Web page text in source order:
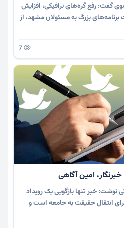
گفت: رفع گره‌های ترافیکی، افزایش
بزرگ به مسئولان مشهد، از
امین آگاهی
خبر تنها بازگویی یک رویداد
انتقال حقیقت به جامعه است و